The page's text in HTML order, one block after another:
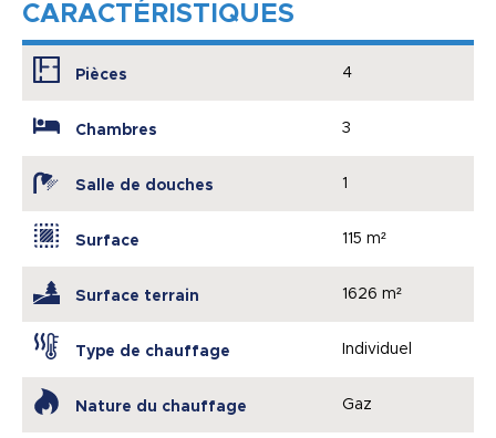
CARACTÉRISTIQUES
Pièces 4
Chambres 3
Salle de douches 1
Surface 115 m²
Surface terrain 1626 m²
Type de chauffage Individuel
Nature du chauffage Gaz